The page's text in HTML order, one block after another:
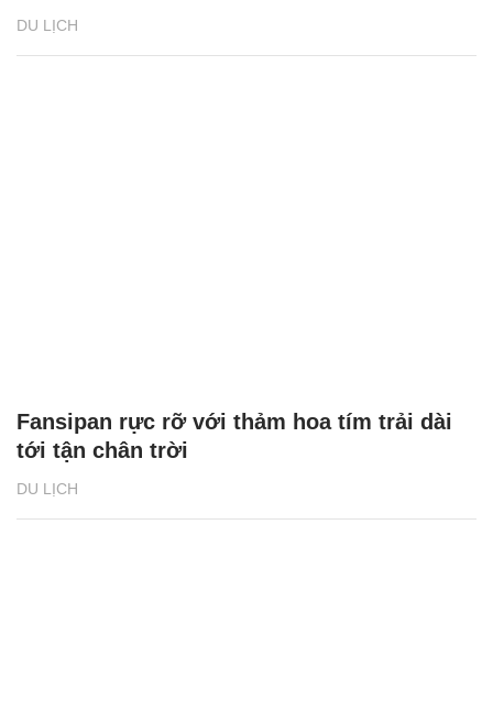
DU LỊCH
DU LỊCH
Fansipan rực rỡ với thảm hoa tím trải dài
tới tận chân trời